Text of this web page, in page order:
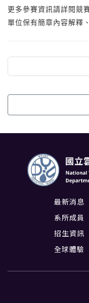
更多參賽資訊請詳閱競
單位保有簡章內容解釋
最新消息
系所成員
招生資訊
全球體驗